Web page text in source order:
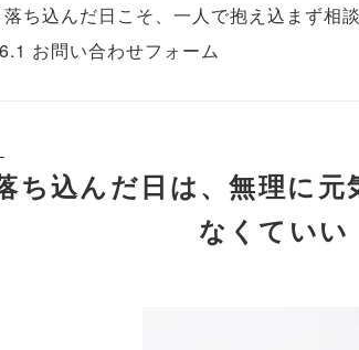
落ち込んだ日こそ、一人で抱え込まず相
6.1 お問い合わせフォーム
ち込んだ日は、無理に元
なくていい